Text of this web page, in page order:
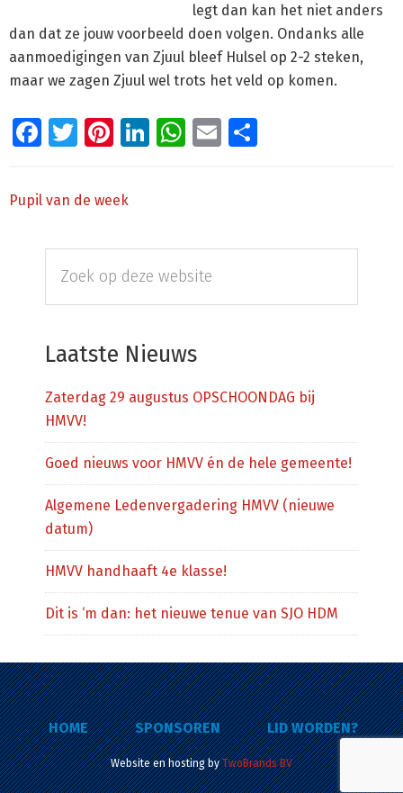
legt dan kan het niet anders
dan dat ze jouw voorbeeld doen volgen. Ondanks alle
aanmoedigingen van Zjuul bleef Hulsel op 2-2 steken,
maar we zagen Zjuul wel trots het veld op komen.
Facebook
Twitter
Pinterest
LinkedIn
WhatsApp
Email
Pupil van de week
Primaire
Sidebar
deze
Laatste Nieuws
Zaterdag 29 augustus OPSCHOONDAG bij
HMVV!
Goed nieuws voor HMVV én de hele gemeente!
Algemene Ledenvergadering HMVV (nieuwe
datum)
HMVV handhaaft 4e klasse!
Dit is ‘m dan: het nieuwe tenue van SJO HDM
HOME SPONSOREN LID WORDEN?
Website en hosting byTwoBrands BV